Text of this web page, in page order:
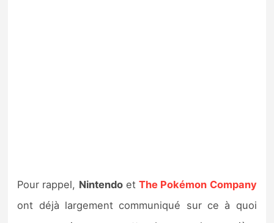
Pour rappel, NintendoetThe Pokémon Company
ont déjà largement communiqué sur ce à quoi